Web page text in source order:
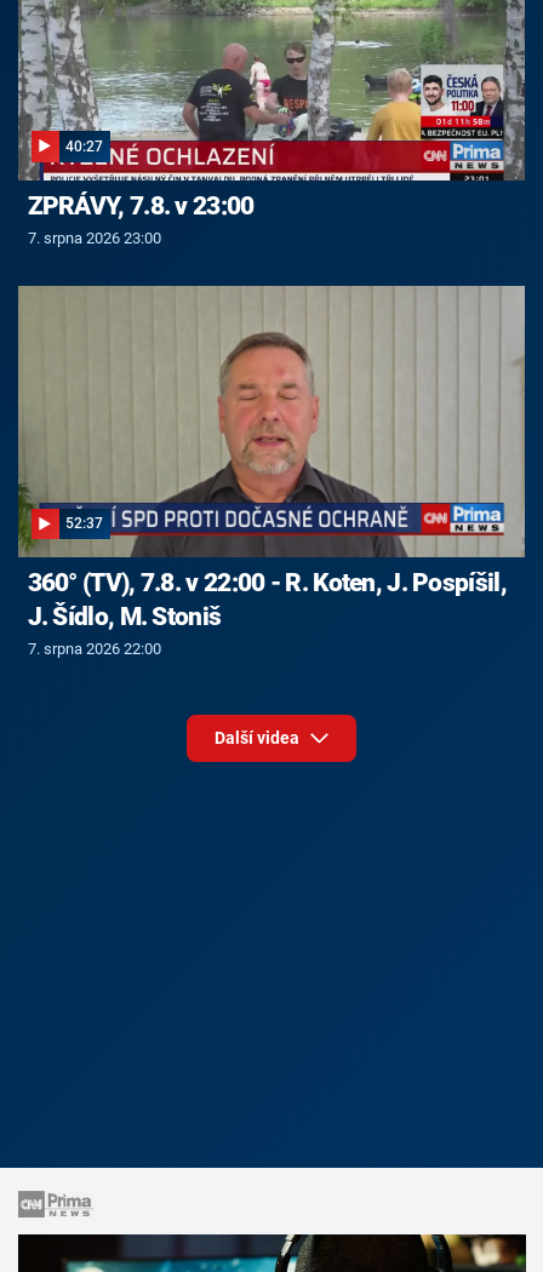
40:27
ZPRÁVY, 7.8. v 23:00
7. srpna 2026 23:00
52:37
360° (TV), 7.8. v 22:00 - R. Koten, J. Pospíšil,
J. Šídlo, M. Stoniš
7. srpna 2026 22:00
Další videa